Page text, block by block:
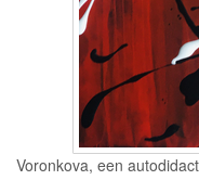
Voronkova, een